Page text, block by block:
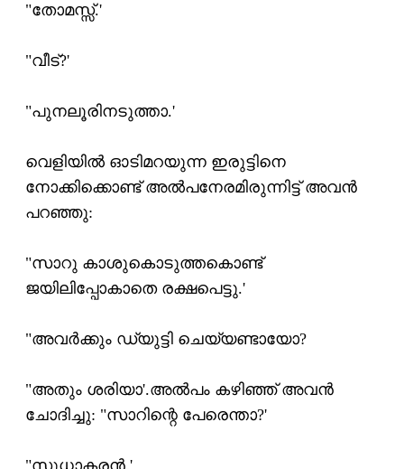
"തോമസ്സ്.'
"വീട്?'
"പുനലൂരിനടുത്താ.'
വെളിയില്‍ ഓടിമറയുന്ന ഇരുട്ടിനെ
നോക്കിക്കൊണ്ട് അല്‍പനേരമിരുന്നിട്ട് അവന്‍
പറഞ്ഞു:
"സാറു കാശുകൊടുത്തകൊണ്ട്
ജയിലിപ്പോകാതെ രക്ഷപെട്ടു.'
"അവര്‍ക്കും ഡ്യുട്ടി ചെയ്യണ്ടായോ?
"അതും ശരിയാ'.അല്‍പം കഴിഞ്ഞ് അവന്‍
ചോദിച്ചു: "സാറിന്റെ പേരെന്താ?'